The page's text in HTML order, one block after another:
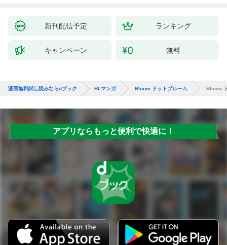
新刊配信予定 ランキング
キャンペーン 無料
漫画無料試し読みならdブック BLマンガ .Bloom ドットブルーム .Bloom
アプリならもっと便利で快適に！